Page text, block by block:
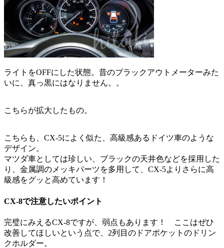
ライトをOFFにした状態。昔のブラックアウトメーターみた
いに、真っ黒にはなりません。。
こちらが拡大したもの。
こちらも、CX-5によく似た、高級感あるドイツ車のような
デザイン。
マツダ車としては珍しい、ブラックの天井色などを採用した
り、金属調のメッキパーツを多用して、CX-5よりさらに高
級感をグッと高めています！
CX-8で注意したいポイント
完璧にみえるCX-8ですが、弱点もあります！ ここはぜひ
改善してほしいという点で、2列目のドアポケットのドリン
クホルダー。